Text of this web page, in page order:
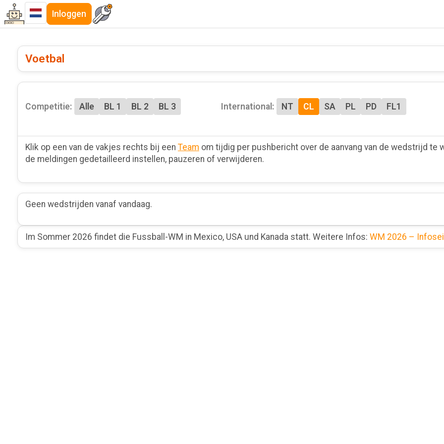
Inloggen
Voetbal
Competitie: Alle BL 1 BL 2 BL 3 International: NT CL SA PL PD FL1
Klik op een van de vakjes rechts bij een Team om tijdig per pushbericht over de aanvang van de wedstrijd te
de meldingen gedetailleerd instellen, pauzeren of verwijderen.
Geen wedstrijden vanaf vandaag.
Im Sommer 2026 findet die Fussball-WM in Mexico, USA und Kanada statt. Weitere Infos: WM 2026 –